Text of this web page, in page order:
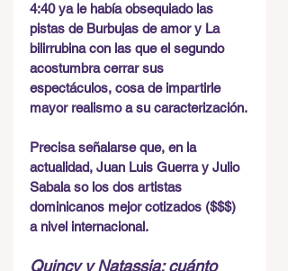
4:40 ya le había obsequiado las
pistas de Burbujas de amor y La
bilirrubina con las que el segundo
acostumbra cerrar sus
espectáculos, cosa de impartirle
mayor realismo a su caracterización.
Precisa señalarse que, en la
actualidad, Juan Luis Guerra y Julio
Sabala so los dos artistas
dominicanos mejor cotizados ($$$)
a nivel internacional.
Quincy y Natassia: cuánto